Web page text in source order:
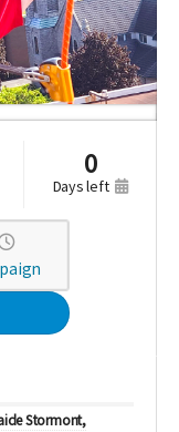
0
days left
Stormont,